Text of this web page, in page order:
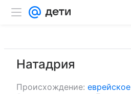
Натадрия
Происхождение: еврейское